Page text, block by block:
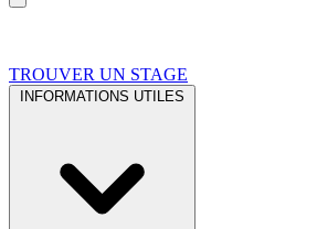
TROUVER UN STAGE
INFORMATIONS UTILES